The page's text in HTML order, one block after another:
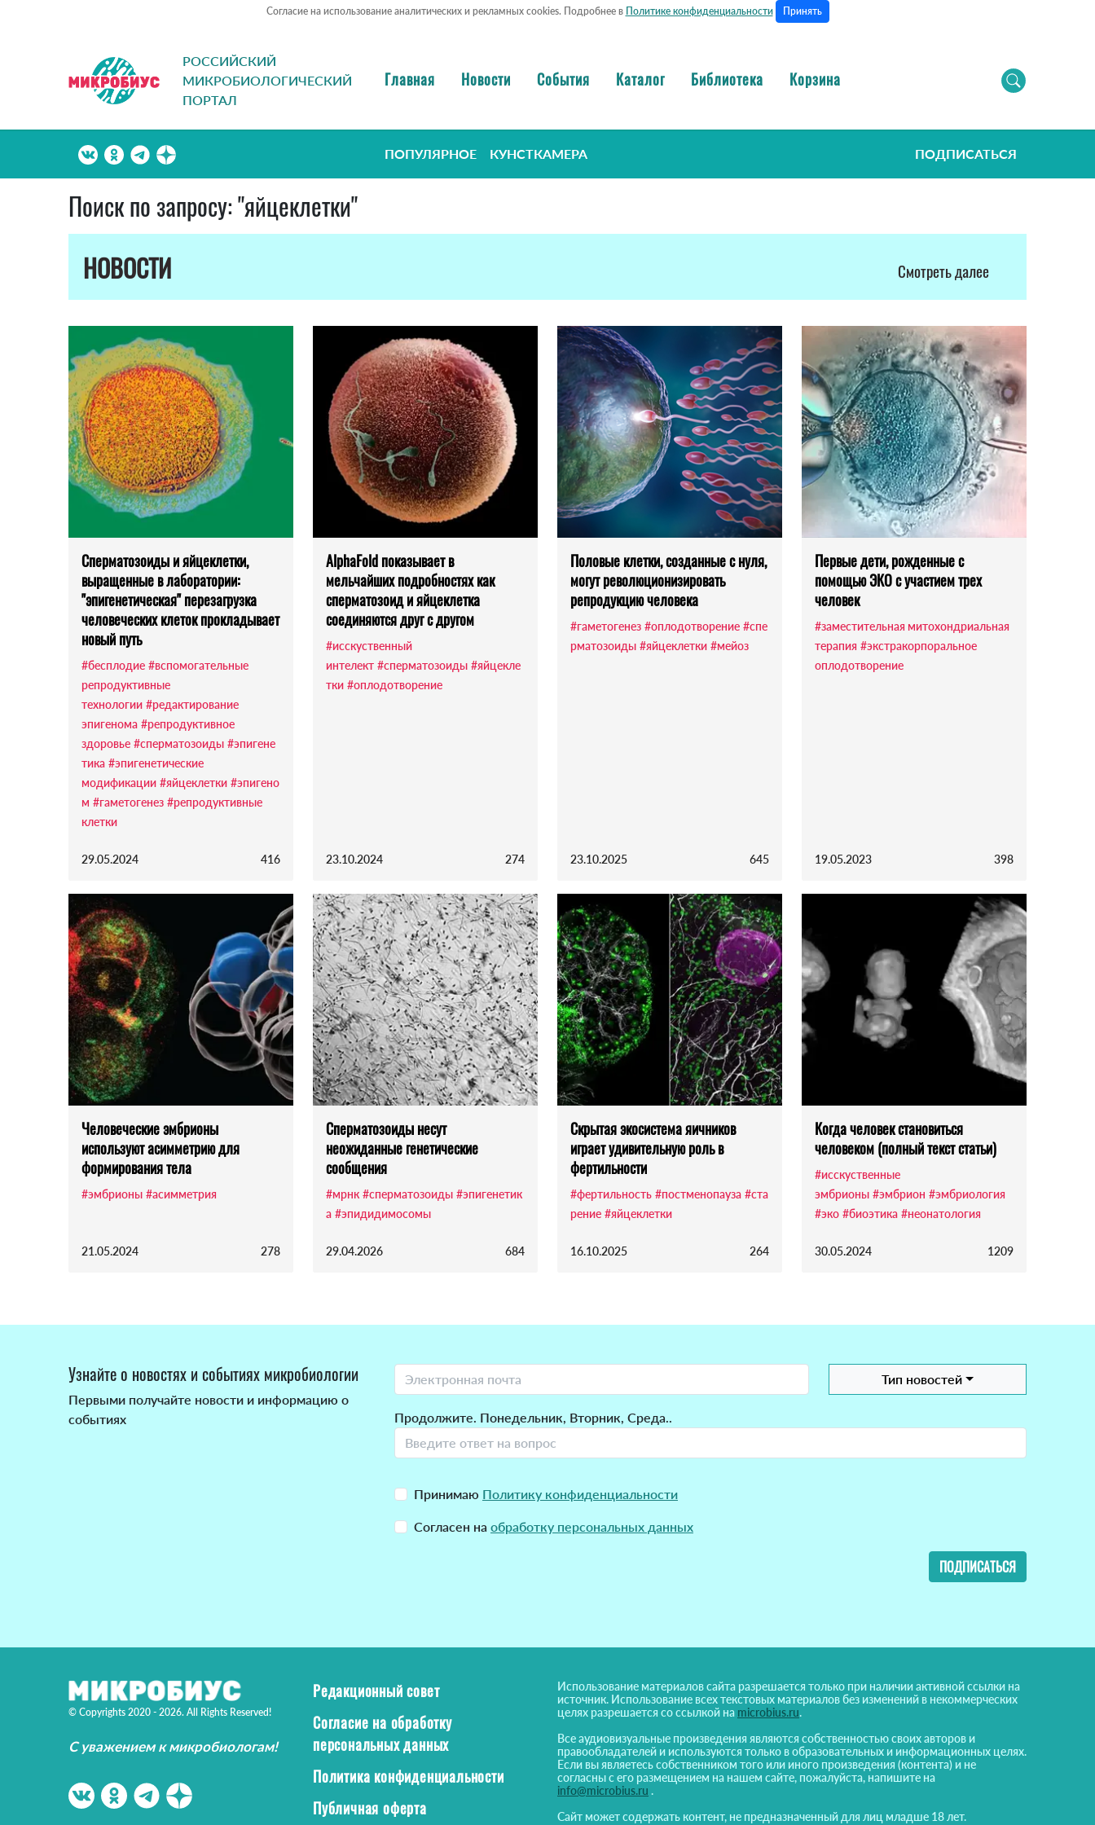
Согласие на использование аналитических и рекламных cookies. Подробнее в Политике конфиденциальности Принять
РОССИЙСКИЙ
МИКРОБИОЛОГИЧЕСКИЙ
ПОРТАЛ
Главная Новости События Каталог Библиотека Корзина
ПОПУЛЯРНОЕ КУНСТКАМЕРА ПОДПИСАТЬСЯ
Поиск по запросу: "яйцеклетки"
НОВОСТИ
Смотреть далее
Сперматозоиды и яйцеклетки,
выращенные в лаборатории:
"эпигенетическая" перезагрузка
человеческих клеток прокладывает
новый путь
#бесплодие #вспомогательные
репродуктивные
технологии #редактирование
эпигенома #репродуктивное
здоровье #сперматозоиды #эпигене
тика #эпигенетические
модификации #яйцеклетки #эпигено
м #гаметогенез #репродуктивные
клетки
29.05.2024 416
AlphaFold показывает в
мельчайших подробностях как
сперматозоид и яйцеклетка
соединяются друг с другом
#исскуственный
интелект #сперматозоиды #яйцекле
тки #оплодотворение
23.10.2024 274
Половые клетки, созданные с нуля,
могут революционизировать
репродукцию человека
#гаметогенез #оплодотворение #спе
рматозоиды #яйцеклетки #мейоз
23.10.2025 645
Первые дети, рожденные с
помощью ЭКО с участием трех
человек
#заместительная митохондриальная
терапия #экстракорпоральное
оплодотворение
19.05.2023 398
Человеческие эмбрионы
используют асимметрию для
формирования тела
#эмбрионы #асимметрия
21.05.2024 278
Сперматозоиды несут
неожиданные генетические
сообщения
#мрнк #сперматозоиды #эпигенетик
а #эпидидимосомы
29.04.2026 684
Скрытая экосистема яичников
играет удивительную роль в
фертильности
#фертильность #постменопауза #ста
рение #яйцеклетки
16.10.2025 264
Когда человек становиться
человеком (полный текст статьи)
#исскуственные
эмбрионы #эмбрион #эмбриология
#эко #биоэтика #неонатология
30.05.2024 1209
Узнайте о новостях и событиях микробиологии
Первыми получайте новости и информацию о
событиях
Тип новостей
Продолжите. Понедельник, Вторник, Среда..
Принимаю Политику конфиденциальности
Согласен на обработку персональных данных
ПОДПИСАТЬСЯ
© Copyrights 2020 - 2026. All Rights Reserved!
С уважением к микробиологам!
Редакционный совет
Согласие на обработку
персональных данных
Политика конфиденциальности
Публичная оферта
Использование материалов сайта разрешается только при наличии активной ссылки на
источник. Использование всех текстовых материалов без изменений в некоммерческих
целях разрешается со ссылкой на microbius.ru.
Все аудиовизуальные произведения являются собственностью своих авторов и
правообладателей и используются только в образовательных и информационных целях.
Если вы являетесь собственником того или иного произведения (контента) и не
согласны с его размещением на нашем сайте, пожалуйста, напишите на
info@microbius.ru .
Сайт может содержать контент, не предназначенный для лиц младше 18 лет.